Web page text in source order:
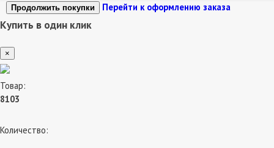
Продолжить покупки Перейти к оформлению заказа
Купить в один клик
×
Товар:
8103
Количество: